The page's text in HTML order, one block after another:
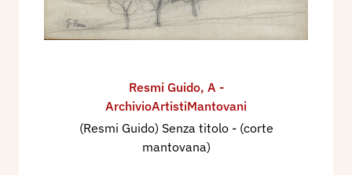
Resmi Guido, A -
ArchivioArtistiMantovani
(Resmi Guido) Senza titolo - (corte
mantovana)